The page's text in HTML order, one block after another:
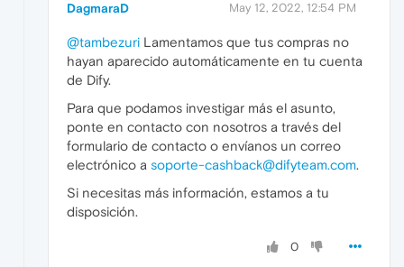
DagmaraD May 12, 2022, 12:54 PM
@tambezuri Lamentamos que tus compras no
hayan aparecido automáticamente en tu cuenta
de Dify.
Para que podamos investigar más el asunto,
ponte en contacto con nosotros a través del
formulario de contacto o envíanos un correo
electrónico a soporte-cashback@difyteam.com.
Si necesitas más información, estamos a tu
disposición.
0